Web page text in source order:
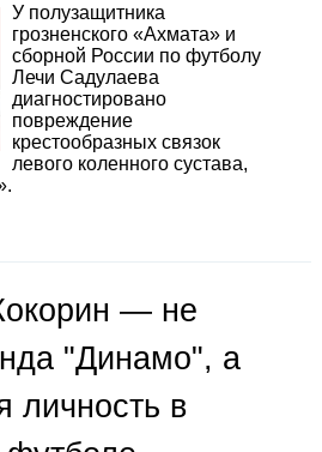
У полузащитника
грозненского «Ахмата» и
сборной России по футболу
Лечи Садулаева
диагностировано
повреждение
крестообразных связок
левого коленного сустава,
— не
"Динамо", а
личность в